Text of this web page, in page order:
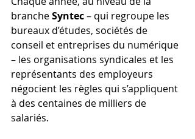
branche Syntec – qui regroupe les
bureaux d’études, sociétés de
conseil et entreprises du numérique
– les organisations syndicales et les
représentants des employeurs
négocient les règles qui s’appliquent
à des centaines de milliers de
salariés.